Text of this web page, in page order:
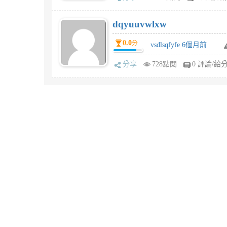
dqyuuvwlxw
0.0分 vsdlsqfyfe 6個月前
分享 728點閱 0 評論/給